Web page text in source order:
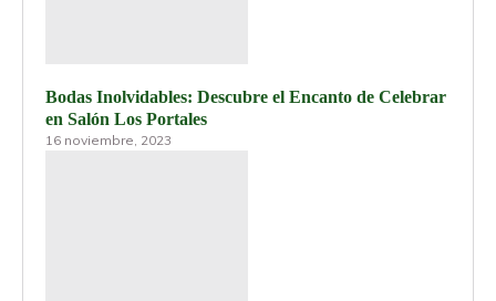
Bodas Inolvidables: Descubre el Encanto de Celebrar
en Salón Los Portales
16 noviembre, 2023